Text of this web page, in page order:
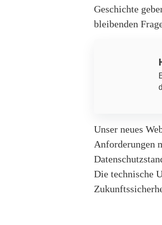
Geschichte
bleibenden
Unser neues
Anforderungen
Die technische